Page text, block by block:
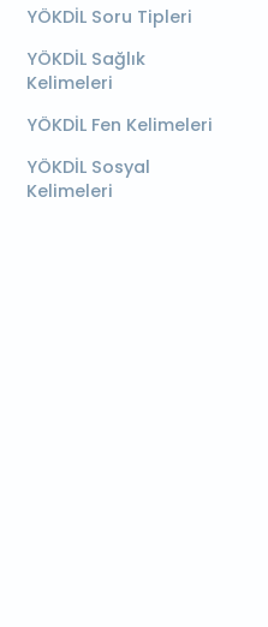
YÖKDİL Soru Tipleri
YÖKDİL Sağlık
Kelimeleri
YÖKDİL Fen Kelimeleri
YÖKDİL Sosyal
Kelimeleri